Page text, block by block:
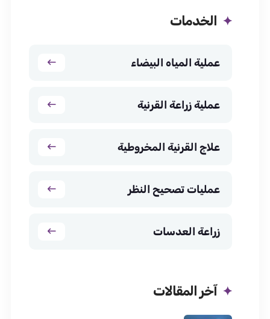
الخدمات
عملية المياه البيضاء
عملية زراعة القرنية
علاج القرنية المخروطية
عمليات تصحيح النظر
زراعة العدسات
آخر المقالات